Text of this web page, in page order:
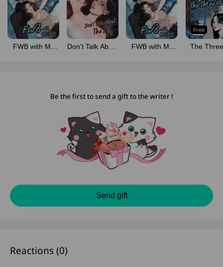
FWB with My
Don't Talk About
FWB with My
Free
The
Be the first to send a gift to the writer !
Send gift
Reactions (0)